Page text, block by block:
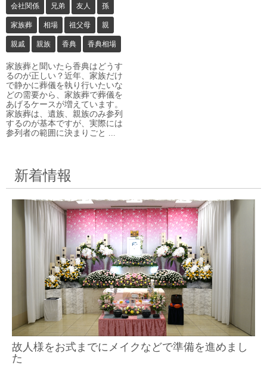
会社関係 兄弟 友人 孫
家族葬 相場 祖父母 親
親戚 親族 香典 香典相場
家族葬と聞いたら香典はどうす
るのが正しい？近年、家族だけ
で静かに葬儀を執り行いたいな
どの需要から、家族葬で葬儀を
あげるケースが増えています。
家族葬は、遺族、親族のみ参列
するのが基本ですが、実際には
参列者の範囲に決まりごと ...
新着情報
故人様をお式までにメイクなどで準備を進めまし
た